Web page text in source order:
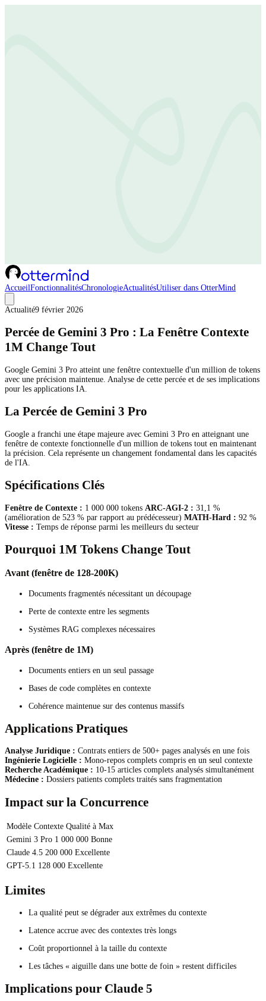
AccueilFonctionnalitésChronologieActualitésUtiliser dans OtterMind
Actualité9 février 2026
Percée de Gemini 3 Pro : La Fenêtre Contexte
1M Change Tout
Google Gemini 3 Pro atteint une fenêtre contextuelle d'un million de tokens
avec une précision maintenue. Analyse de cette percée et de ses implications
pour les applications IA.
La Percée de Gemini 3 Pro
Google a franchi une étape majeure avec Gemini 3 Pro en atteignant une
fenêtre de contexte fonctionnelle d'un million de tokens tout en maintenant
la précision. Cela représente un changement fondamental dans les capacités
de l'IA.
Spécifications Clés
Fenêtre de Contexte : 1 000 000 tokens ARC-AGI-2 : 31,1 %
(amélioration de 523 % par rapport au prédécesseur) MATH-Hard : 92 %
Vitesse : Temps de réponse parmi les meilleurs du secteur
Pourquoi 1M Tokens Change Tout
Avant (fenêtre de 128-200K)
Documents fragmentés nécessitant un découpage
Perte de contexte entre les segments
Systèmes RAG complexes nécessaires
Après (fenêtre de 1M)
Documents entiers en un seul passage
Bases de code complètes en contexte
Cohérence maintenue sur des contenus massifs
Applications Pratiques
Analyse Juridique : Contrats entiers de 500+ pages analysés en une fois
Ingénierie Logicielle : Mono-repos complets compris en un seul contexte
Recherche Académique : 10-15 articles complets analysés simultanément
Médecine : Dossiers patients complets traités sans fragmentation
Impact sur la Concurrence
Modèle Contexte Qualité à Max
Gemini 3 Pro 1 000 000 Bonne
Claude 4.5 200 000 Excellente
GPT-5.1 128 000 Excellente
Limites
La qualité peut se dégrader aux extrêmes du contexte
Latence accrue avec des contextes très longs
Coût proportionnel à la taille du contexte
Les tâches « aiguille dans une botte de foin » restent difficiles
Implications pour Claude 5